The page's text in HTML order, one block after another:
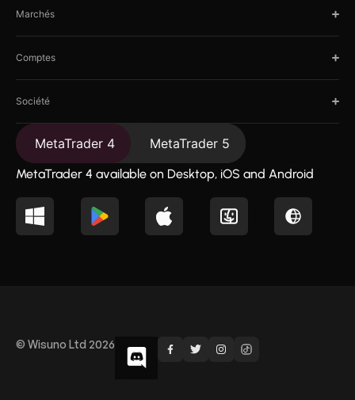
Marchés
Comptes
Société
MetaTrader 4 MetaTrader 5
MetaTrader 4 available on Desktop, iOS and Android
© Wisuno Ltd 2026